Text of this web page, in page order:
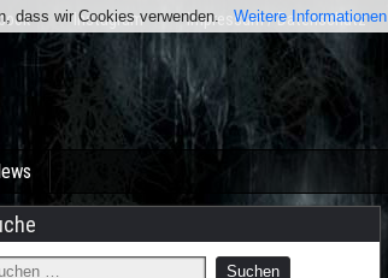
Instagram Impressum / Datenschutz
dass wir Cookies verwenden. Weitere Informationen